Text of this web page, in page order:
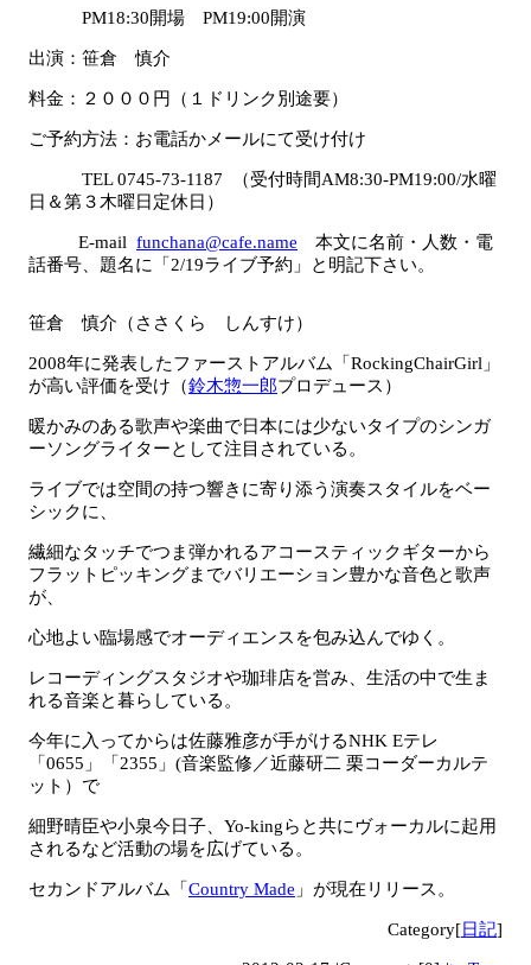
PM18:30開場 PM19:00開演
出演：笹倉 慎介
料金：２０００円（１ドリンク別途要）
ご予約方法：お電話かメールにて受け付け
TEL 0745-73-1187 （受付時間AM8:30-PM19:00/水曜
日＆第３木曜日定休日）
E-mail funchana@cafe.name 本文に名前・人数・電
話番号、題名に「2/19ライブ予約」と明記下さい。
笹倉 慎介（ささくら しんすけ）
2008年に発表したファーストアルバム「RockingChairGirl」
が高い評価を受け（鈴木惣一郎プロデュース）
暖かみのある歌声や楽曲で日本には少ないタイプのシンガ
ーソングライターとして注目されている。
ライブでは空間の持つ響きに寄り添う演奏スタイルをベー
シックに、
繊細なタッチでつま弾かれるアコースティックギターから
フラットピッキングまでバリエーション豊かな音色と歌声
が、
心地よい臨場感でオーディエンスを包み込んでゆく。
レコーディングスタジオや珈琲店を営み、生活の中で生ま
れる音楽と暮らしている。
今年に入ってからは佐藤雅彦が手がけるNHK Eテレ
「0655」「2355」(音楽監修／近藤研二 栗コーダーカルテ
ット）で
細野晴臣や小泉今日子、Yo-kingらと共にヴォーカルに起用
されるなど活動の場を広げている。
セカンドアルバム「 Country Made 」が現在リリース。
Category[日記]